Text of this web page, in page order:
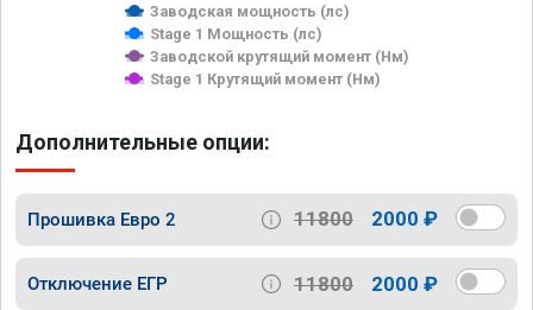
Заводская мощность (лс)
Stage 1 Мощность (лс)
Заводской крутящий момент (Нм)
Stage 1 Крутящий момент (Нм)
Дополнительные опции:
Прошивка Евро 2 11800 2000 ₽
Отключение ЕГР 11800 2000 ₽